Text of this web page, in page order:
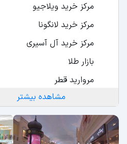
مرکز خرید ویلاجیو
مرکز خرید لانگونا
مرکز خرید آل آسیری
بازار طلا
مروارید قطر
مرکز خرید الواکرا
مرکز خرید وندام شهر لوسیل
مشاهده بیشتر